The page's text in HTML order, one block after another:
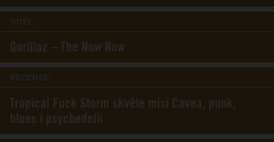
DUEL
Gorillaz – The Now Now
RECENZE
Tropical Fuck Storm skvěle mísí Cavea, punk,
blues i psychedelii